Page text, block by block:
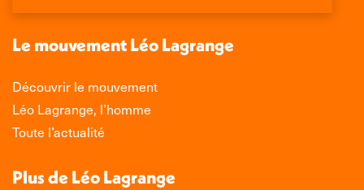
une
fenêtre
une
fenêtre
une
fenêtre
une
nouvelle
fenêtre
Le mouvement Léo Lagrange
Découvrir le mouvement
Léo Lagrange, l’homme
Toute l’actualité
Plus de Léo Lagrange